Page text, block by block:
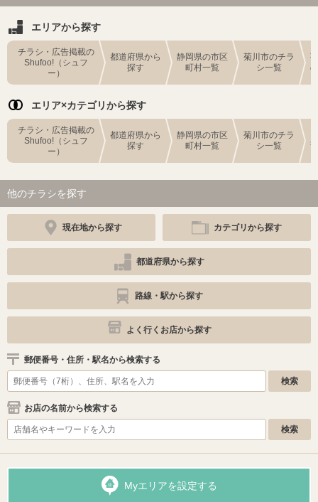
エリアから探す
チラシ・広告掲載の
Shufoo!（シュフ
ー）
都道府県から
探す
静岡県の市区
町村一覧
菊川市のチラ
シ一覧
エリア×カテゴリから探す
チラシ・広告掲載の
Shufoo!（シュフ
ー）
都道府県から
探す
静岡県の市区
町村一覧
菊川市のチラ
シ一覧
他のチラシを探す
現在地から探す カテゴリから探す
都道府県から探す
路線・駅から探す
よく行くお店から探す
郵便番号・住所・駅名から検索する
お店の名前から検索する
Myエリアを設定する